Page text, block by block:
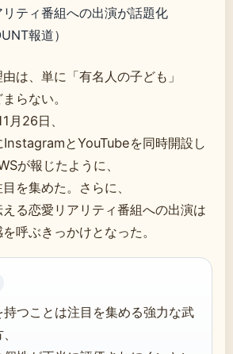
ティ番組への出演が話題化
報道）
は、単に「有名人の子ども」
らない。
月26日、
InstagramとYouTubeを同時開設し
が報じたように、
を集めた。さらに、
る恋愛リアリティ番組への出演は
呼ぶきっかけとなった。
つことは注目を集める強力な武